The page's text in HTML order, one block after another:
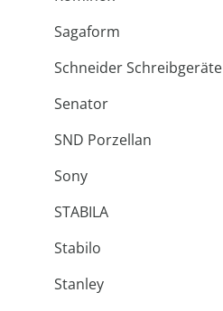
Sagaform
Schneider Schreibgeräte
Senator
SND Porzellan
Sony
STABILA
Stabilo
Stanley